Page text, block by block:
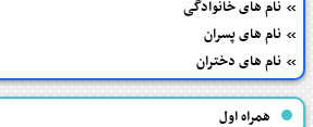
نام های خانوادگی
نام های پسران
نام های دختران
همراه اول